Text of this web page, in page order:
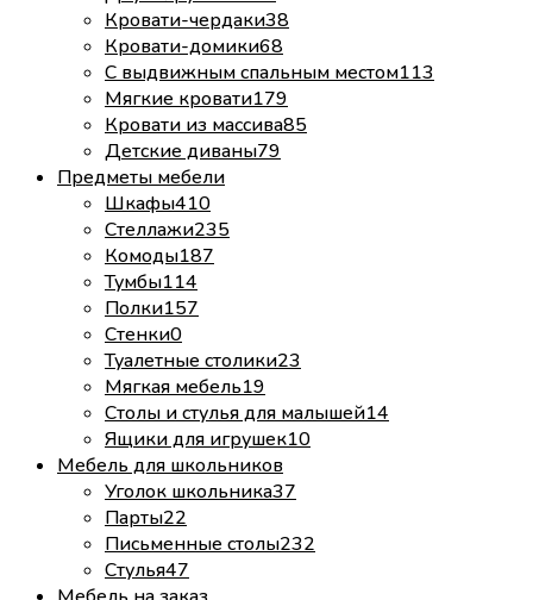
Кровати-чердаки38
Кровати-домики68
С выдвижным спальным местом113
Мягкие кровати179
Кровати из массива85
Детские диваны79
Предметы мебели
Шкафы410
Стеллажи235
Комоды187
Тумбы114
Полки157
Стенки0
Туалетные столики23
Мягкая мебель19
Столы и стулья для малышей14
Ящики для игрушек10
Мебель для школьников
Уголок школьника37
Парты22
Письменные столы232
Стулья47